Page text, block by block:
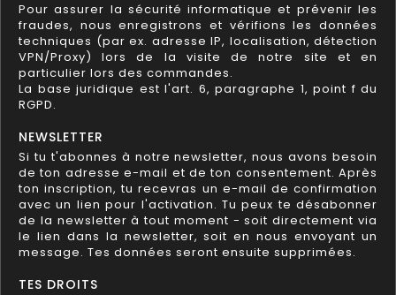
Pour assurer la sécurité informatique et prévenir les
fraudes, nous enregistrons et vérifions les données
techniques (par ex. adresse IP, localisation, détection
VPN/Proxy) lors de la visite de notre site et en
particulier lors des commandes.
La base juridique est l'art. 6, paragraphe 1, point f du
RGPD.
NEWSLETTER
Si tu t'abonnes à notre newsletter, nous avons besoin
de ton adresse e-mail et de ton consentement. Après
ton inscription, tu recevras un e-mail de confirmation
avec un lien pour l'activation. Tu peux te désabonner
de la newsletter à tout moment - soit directement via
le lien dans la newsletter, soit en nous envoyant un
message. Tes données seront ensuite supprimées.
TES DROITS